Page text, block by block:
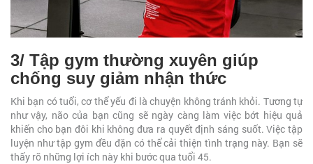
3/ Tập gym thường xuyên giúp
chống suy giảm nhận thức
Khi bạn có tuổi, cơ thể yếu đi là chuyện không tránh khỏi. Tương tự
như vậy, não của bạn cũng sẽ ngày càng làm việc bớt hiệu quả
khiến cho bạn đôi khi không đưa ra quyết định sáng suốt. Việc tập
luyện như tập gym đều đặn có thể cải thiện tình trạng này. Bạn sẽ
thấy rõ những lợi ích này khi bước qua tuổi 45.